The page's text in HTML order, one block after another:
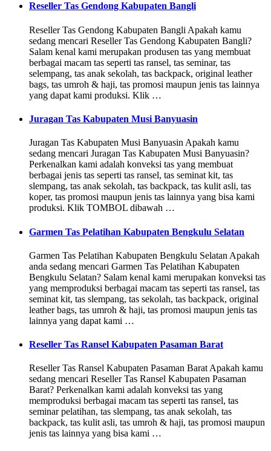
Reseller Tas Gendong Kabupaten Bangli
Reseller Tas Gendong Kabupaten Bangli Apakah kamu
sedang mencari Reseller Tas Gendong Kabupaten Bangli?
Salam kenal kami merupakan produsen tas yang membuat
berbagai macam tas seperti tas ransel, tas seminar, tas
selempang, tas anak sekolah, tas backpack, original leather
bags, tas umroh & haji, tas promosi maupun jenis tas lainnya
yang dapat kami produksi. Klik …
Juragan Tas Kabupaten Musi Banyuasin
Juragan Tas Kabupaten Musi Banyuasin Apakah kamu
sedang mencari Juragan Tas Kabupaten Musi Banyuasin?
Perkenalkan kami adalah konveksi tas yang membuat
berbagai jenis tas seperti tas ransel, tas seminat kit, tas
slempang, tas anak sekolah, tas backpack, tas kulit asli, tas
koper, tas promosi maupun jenis tas lainnya yang bisa kami
produksi. Klik TOMBOL dibawah …
Garmen Tas Pelatihan Kabupaten Bengkulu Selatan
Garmen Tas Pelatihan Kabupaten Bengkulu Selatan Apakah
anda sedang mencari Garmen Tas Pelatihan Kabupaten
Bengkulu Selatan? Salam kenal kami merupakan konveksi tas
yang memproduksi berbagai macam tas seperti tas ransel, tas
seminat kit, tas slempang, tas sekolah, tas backpack, original
leather bags, tas umroh & haji, tas promosi maupun jenis tas
lainnya yang dapat kami …
Reseller Tas Ransel Kabupaten Pasaman Barat
Reseller Tas Ransel Kabupaten Pasaman Barat Apakah kamu
sedang mencari Reseller Tas Ransel Kabupaten Pasaman
Barat? Perkenalkan kami adalah konveksi tas yang
memproduksi berbagai macam tas seperti tas ransel, tas
seminar pelatihan, tas slempang, tas anak sekolah, tas
backpack, tas kulit asli, tas umroh & haji, tas promosi maupun
jenis tas lainnya yang bisa kami …